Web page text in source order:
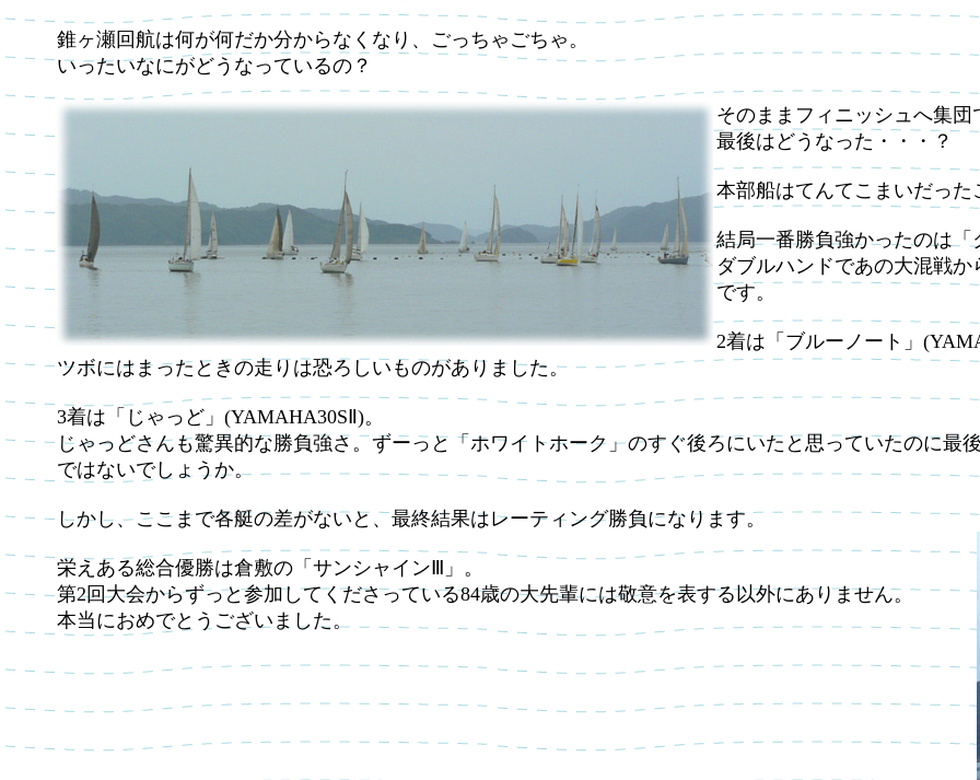
錐ヶ瀬回航は何が何だか分からなくなり、ごっちゃごちゃ。
いったいなにがどうなっているの？
そのままフィニッシュへ集団
最後はどうなった・・・？
本部船はてんてこまいだった
結局一番勝負強かったのは「
ダブルハンドであの大混戦
です。
2着は「ブルーノート」
ツボにはまったときの走りは恐ろしいものがありました。
3着は「じゃっど」(YAMAHA30SⅡ)。
じゃっどさんも驚異的な勝負強さ。ずーっと「ホワイトホーク」のすぐ後ろにいたと思っていたのに最
ではないでしょうか。
しかし、ここまで各艇の差がないと、最終結果はレーティング勝負になります。
栄えある総合優勝は倉敷の「サンシャインⅢ」。
第2回大会からずっと参加してくださっている84歳の大先輩には敬意を表する以外にありません。
本当におめでとうございました。